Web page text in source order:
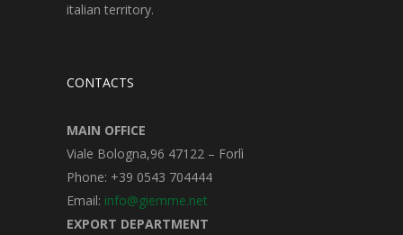
italian territory.
CONTACTS
MAIN OFFICE
Viale Bologna,96 47122 – Forlì
Phone: +39 0543 704444
Email: info@giemme.net
EXPORT DEPARTMENT